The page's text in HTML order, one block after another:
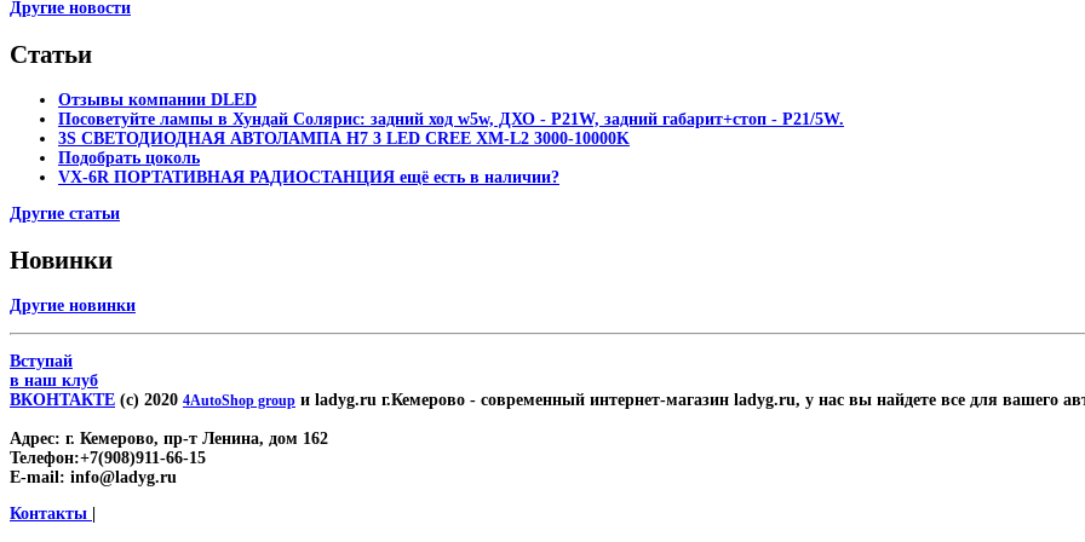
Другие новости
Статьи
Отзывы компании DLED
Посоветуйте лампы в Хундай Солярис: задний ход w5w, ДХО - P21W, задний габарит+стоп - P21/5W.
3S СВЕТОДИОДНАЯ АВТОЛАМПА H7 3 LED CREE XM-L2 3000-10000K
Подобрать цоколь
VX-6R ПОРТАТИВНАЯ РАДИОСТАНЦИЯ ещё есть в наличии?
Другие статьи
Новинки
Другие новинки
Вступай
в наш клуб
ВКОНТАКТЕ (c) 2020 4AutoShop group и ladyg.ru г.Кемерово - современный интернет-магазин ladyg.ru, у нас вы найдете все для вашего
Адрес: г. Кемерово, пр-т Ленина, дом 162
Телефон:+7(908)911-66-15
E-mail: info@ladyg.ru
Контакты